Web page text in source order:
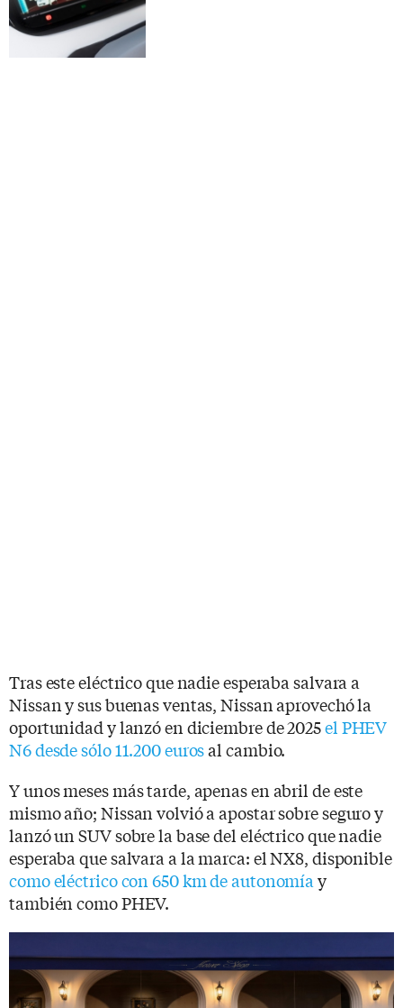
Tras este eléctrico que nadie esperaba salvara a
Nissan y sus buenas ventas, Nissan aprovechó la
oportunidad y lanzó en diciembre de 2025el PHEV
N6 desde sólo 11.200 eurosal cambio.
Y unos meses más tarde, apenas en abril de este
mismo año; Nissan volvió a apostar sobre seguro y
lanzó un SUV sobre la base del eléctrico que nadie
esperaba que salvara a la marca: el NX8, disponible
como eléctrico con 650 km de autonomía y
también como PHEV.